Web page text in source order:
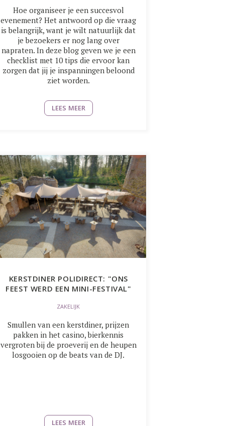
Hoe organiseer je een succesvol
evenement? Het antwoord op die vraag
is belangrijk, want je wilt natuurlijk dat
je bezoekers er nog lang over
napraten. In deze blog geven we je een
checklist met 10 tips die ervoor kan
zorgen dat jij je inspanningen beloond
ziet worden.
LEES MEER
KERSTDINER POLIDIRECT: "ONS
FEEST WERD EEN MINI-FESTIVAL"
ZAKELIJK
Smullen van een kerstdiner, prijzen
pakken in het casino, bierkennis
vergroten bij de proeverij en de heupen
losgooien op de beats van de DJ.
LEES MEER